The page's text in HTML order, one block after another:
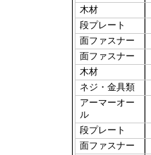
木材
段プレート
面ファスナー
面ファスナー
木材
ネジ・金具類
アーマーオー
ル
段プレート
面ファスナー